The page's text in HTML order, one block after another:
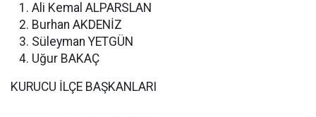
Ali Kemal ALPARSLAN
Burhan AKDENİZ
Süleyman YETGÜN
Uğur BAKAÇ
KURUCU İLÇE BAŞKANLARI